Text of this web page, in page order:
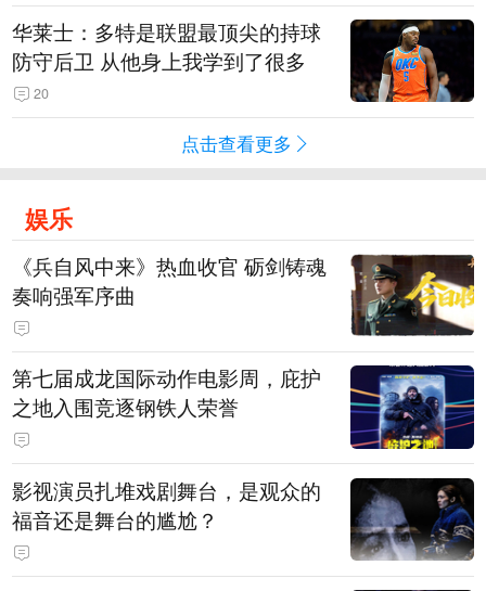
华莱士：多特是联盟最顶尖的持球
防守后卫 从他身上我学到了很多
20
点击查看更多
娱乐
《兵自风中来》热血收官 砺剑铸魂
奏响强军序曲
第七届成龙国际动作电影周，庇护
之地入围竞逐钢铁人荣誉
影视演员扎堆戏剧舞台，是观众的
福音还是舞台的尴尬？